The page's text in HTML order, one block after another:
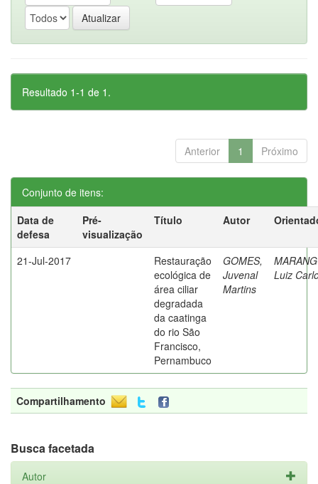
Resultado 1-1 de 1.
Anterior 1 Próximo
Conjunto de itens:
Data de
defesa
Pré-
visualização
Título Autor
21-Jul-2017
Restauração
ecológica de
área ciliar
degradada
da caatinga
do rio São
Francisco,
Pernambuco
GOMES,
Juvenal
Martins
Luiz
Compartilhamento
Busca facetada
Autor